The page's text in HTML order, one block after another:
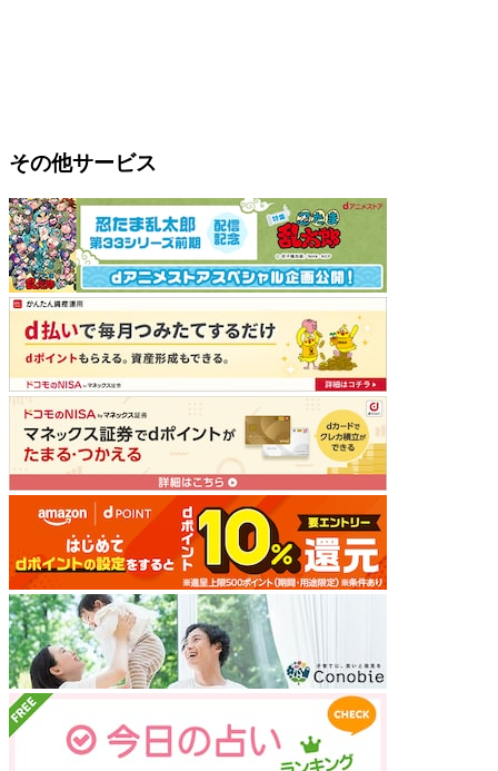
その他サービス